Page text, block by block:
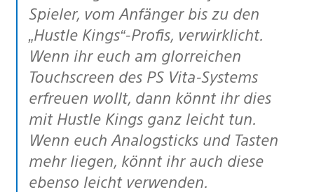
Spieler, vom Anfänger bis zu den
„Hustle Kings“-Profis, verwirklicht.
Wenn ihr euch am glorreichen
Touchscreen des PS Vita-Systems
erfreuen wollt, dann könnt ihr dies
mit Hustle Kings ganz leicht tun.
Wenn euch Analogsticks und Tasten
mehr liegen, könnt ihr auch diese
ebenso leicht verwenden.